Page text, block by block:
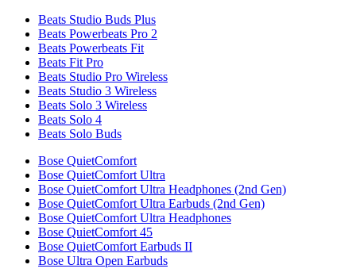
Beats Studio Buds Plus
Beats Powerbeats Pro 2
Beats Powerbeats Fit
Beats Fit Pro
Beats Studio Pro Wireless
Beats Studio 3 Wireless
Beats Solo 3 Wireless
Beats Solo 4
Beats Solo Buds
Bose QuietComfort
Bose QuietComfort Ultra
Bose QuietComfort Ultra Headphones (2nd Gen)
Bose QuietComfort Ultra Earbuds (2nd Gen)
Bose QuietComfort Ultra Headphones
Bose QuietComfort 45
Bose QuietComfort Earbuds II
Bose Ultra Open Earbuds